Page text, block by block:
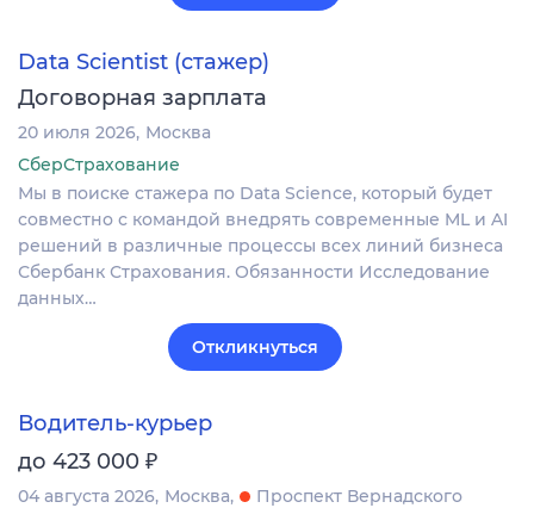
Data Scientist (стажер)
Договорная зарплата
20 июля 2026 Москва
СберСтрахование
Мы в поиске стажера по Data Science, который будет
совместно с командой внедрять современные ML и AI
решений в различные процессы всех линий бизнеса
Сбербанк Страхования. Обязанности Исследование
данных…
Откликнуться
Водитель-курьер
до 423 000 ₽
04 августа 2026 Москва
Проспект Вернадского